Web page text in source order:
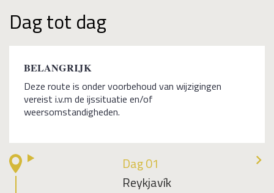
Dag tot dag
BELANGRIJK
Deze route is onder voorbehoud van wijzigingen
vereist i.v.m de ijssituatie en/of
weersomstandigheden.
Dag 01
Reykjavík